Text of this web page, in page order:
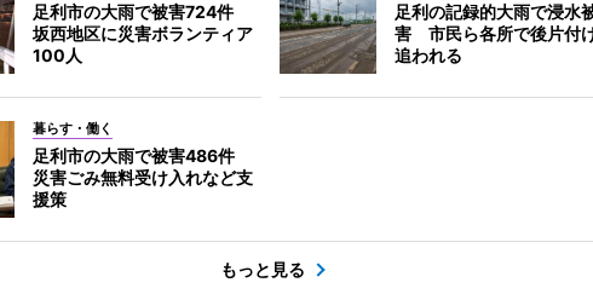
足利市の大雨で被害724件
坂西地区に災害ボランティア
100人
足利の記録的大雨で浸水
害 市民ら各所で後片付
追われる
暮らす・働く
足利市の大雨で被害486件
災害ごみ無料受け入れなど支
援策
もっと見る